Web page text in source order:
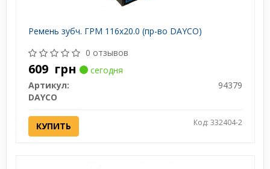
Ремень зубч. ГРМ 116x20.0 (пр-во DAYCO)
0 отзывов
609 грн
сегодня
Артикул:
94379
DAYCO
КУПИТЬ Код: 332404-2